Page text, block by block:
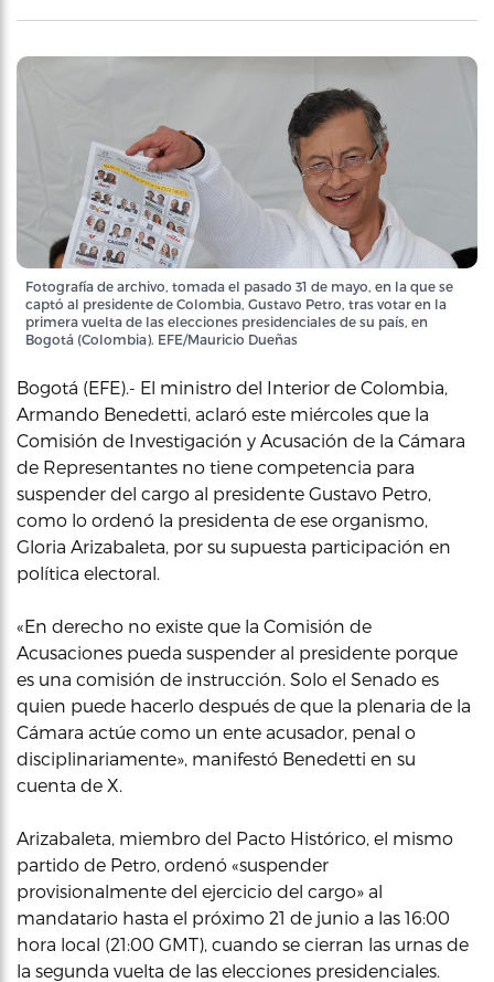
Fotografía de archivo, tomada el pasado 31 de mayo, en la que se
captó al presidente de Colombia, Gustavo Petro, tras votar en la
primera vuelta de las elecciones presidenciales de su país, en
Bogotá (Colombia). EFE/Mauricio Dueñas
Bogotá (EFE).- El ministro del Interior de Colombia,
Armando Benedetti, aclaró este miércoles que la
Comisión de Investigación y Acusación de la Cámara
de Representantes no tiene competencia para
suspender del cargo al presidente Gustavo Petro,
como lo ordenó la presidenta de ese organismo,
Gloria Arizabaleta, por su supuesta participación en
política electoral.
«En derecho no existe que la Comisión de
Acusaciones pueda suspender al presidente porque
es una comisión de instrucción. Solo el Senado es
quien puede hacerlo después de que la plenaria de la
Cámara actúe como un ente acusador, penal o
disciplinariamente», manifestó Benedetti en su
cuenta de X.
Arizabaleta, miembro del Pacto Histórico, el mismo
partido de Petro, ordenó «suspender
provisionalmente del ejercicio del cargo» al
mandatario hasta el próximo 21 de junio a las 16:00
hora local (21:00 GMT), cuando se cierran las urnas de
la segunda vuelta de las elecciones presidenciales.